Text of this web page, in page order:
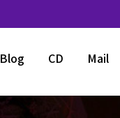
Blog CD Mail